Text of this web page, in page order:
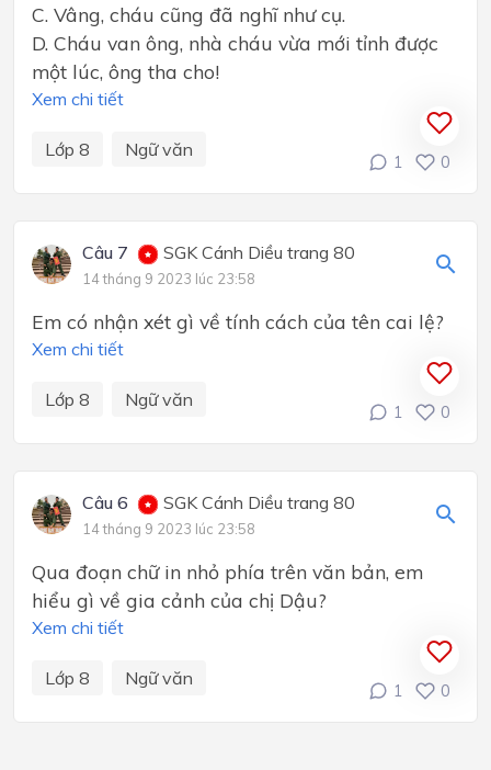
C. Vâng, cháu cũng đã nghĩ như cụ.
D. Cháu van ông, nhà cháu vừa mới tỉnh được
một lúc, ông tha cho!
Xem chi tiết
Lớp 8 Ngữ văn
1 0
Câu 7 SGK Cánh Diều trang 80
14 tháng 9 2023 lúc 23:58
Em có nhận xét gì về tính cách của tên cai lệ?
Xem chi tiết
Lớp 8 Ngữ văn
1 0
Câu 6 SGK Cánh Diều trang 80
14 tháng 9 2023 lúc 23:58
Qua đoạn chữ in nhỏ phía trên văn bản, em
hiểu gì về gia cảnh của chị Dậu?
Xem chi tiết
Lớp 8 Ngữ văn
1 0